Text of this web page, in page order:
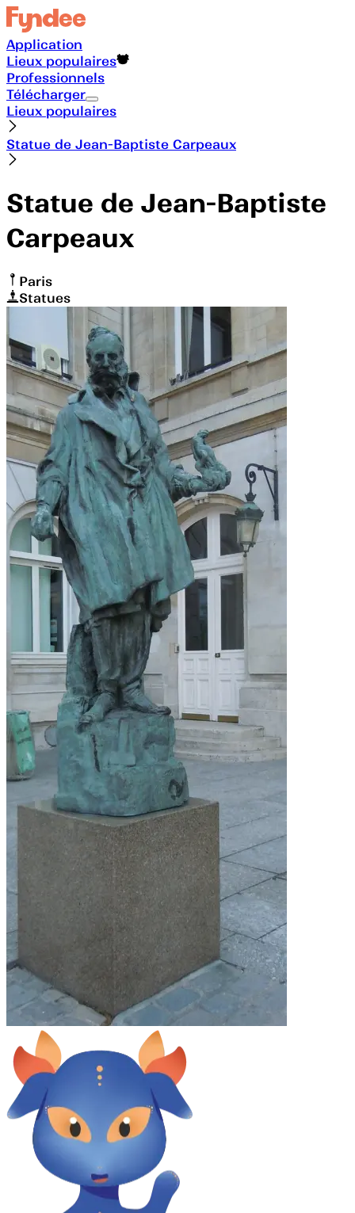
Application
Lieux populaires
Professionnels
Télécharger
Lieux populaires
Statue de Jean-Baptiste Carpeaux
Statue de Jean-Baptiste
Carpeaux
Paris
Statues